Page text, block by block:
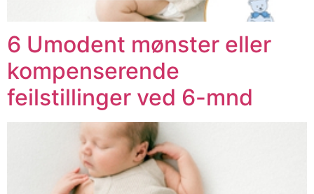
6 Umodent mønster eller
kompenserende
feilstillinger ved 6-mnd